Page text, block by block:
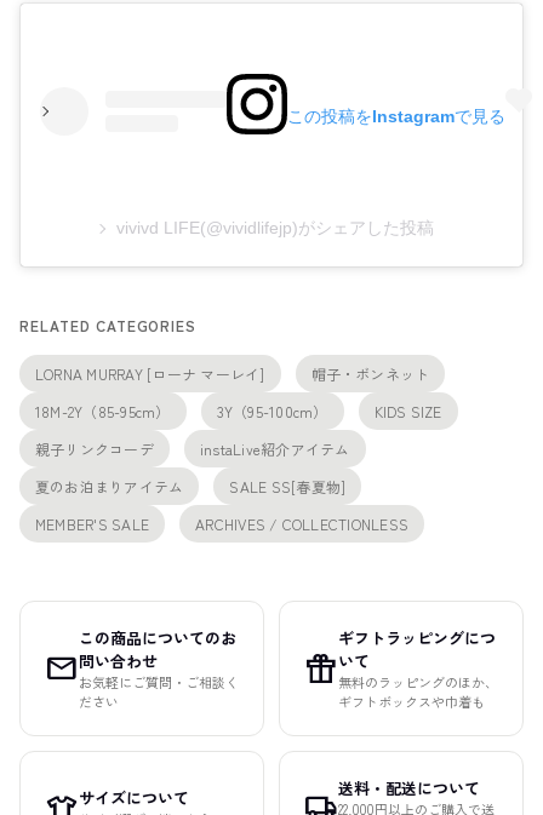
この投稿をInstagramで見る
vivivd LIFE(@vividlifejp)がシェアした投稿
RELATED CATEGORIES
LORNA MURRAY [ローナ マーレイ]
帽子・ボンネット
18M-2Y（85-95cm）
3Y（95-100cm）
KIDS SIZE
親子リンクコーデ
instaLive紹介アイテム
夏のお泊まりアイテム
SALE SS[春夏物]
MEMBER'S SALE
ARCHIVES / COLLECTIONLESS
mail
この商品についてのお
問い合わせ
お気軽にご質問・ご相談く
ださい
featured_seasonal_and_gifts
ギフトラッピングにつ
いて
無料のラッピングのほか、
ギフトボックスや巾着も
サイズについて 送料・配送について
22,000円以上のご購入で送